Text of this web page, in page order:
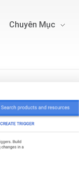
Chuyên Mục